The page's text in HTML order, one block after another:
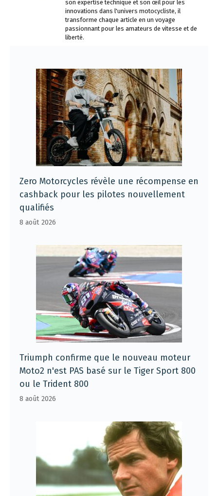
son expertise technique et son œil pour les
innovations dans l'univers motocycliste, il
transforme chaque article en un voyage
passionnant pour les amateurs de vitesse et de
liberté.
Zero Motorcycles révèle une récompense en
cashback pour les pilotes nouvellement
qualifiés
8 août 2026
Triumph confirme que le nouveau moteur
Moto2 n'est PAS basé sur le Tiger Sport 800
ou le Trident 800
8 août 2026